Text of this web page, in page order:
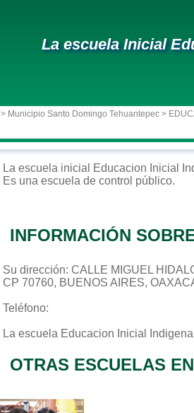
La escuela Inicial
> Municipio Santo Domingo Tehuantepec >
La escuela inicial Educacion Inicial
Es una escuela de control público.
INFORMACIÓN
Su dirección: CALLE MIGUEL
CP 70760, BUENOS AIRES,
Teléfono:
La escuela Educacion Inicial Indigena
OTRAS ESCUELAS